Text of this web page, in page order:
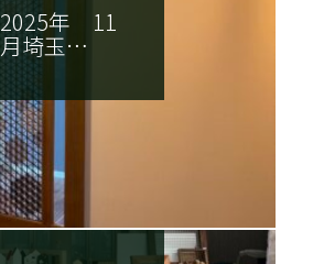
2025年 11
月埼玉…